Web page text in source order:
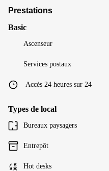
Prestations
Basic
Ascenseur
Services postaux
Accès 24 heures sur 24
Types de local
Bureaux paysagers
Entrepôt
Hot desks